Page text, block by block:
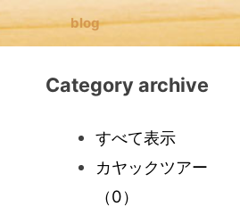
blog
Category archive
すべて表示
カヤックツアー
（0）